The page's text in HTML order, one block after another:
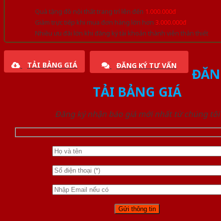
Quà tặng đồ nội thất trang trí lên đến 1.000.000đ
Giảm trực tiếp khi mua đơn hàng lớn hơn 3.000.000đ
Nhiều ưu đãi lớn khi đăng ký tài khoản thành viên thân thiết
TẢI BẢNG GIÁ ĐĂNG KÝ TƯ VẤN
TẢI BẢNG GIÁ
Đăng ký nhận báo giá mới nhất từ chúng tôi